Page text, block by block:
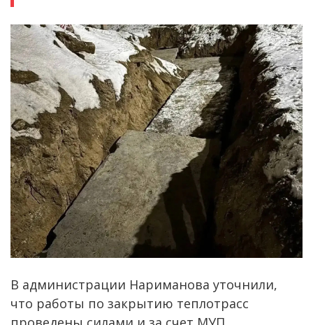
В администрации Нариманова уточнили,
что работы по закрытию теплотрасс